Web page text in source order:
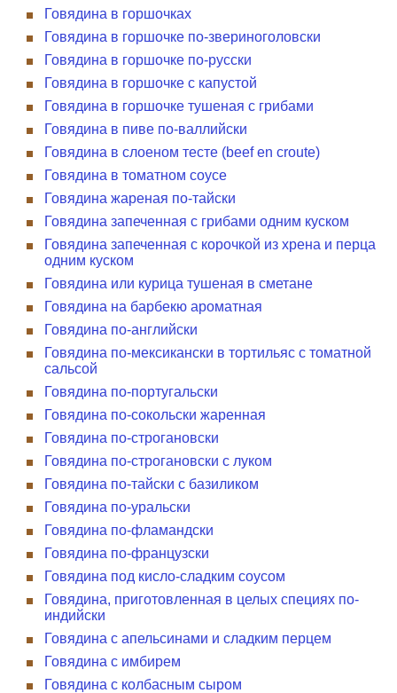
Говядина в горшочках
Говядина в горшочке по-звериноголовски
Говядина в горшочке по-русски
Говядина в горшочке с капустой
Говядина в горшочке тушеная с грибами
Говядина в пиве по-валлийски
Говядина в слоеном тесте (beef en croute)
Говядина в томатном соусе
Говядина жареная по-тайски
Говядина запеченная с грибами одним куском
Говядина запеченная с корочкой из хрена и перца
одним куском
Говядина или курица тушеная в сметане
Говядина на барбекю ароматная
Говядина по-английски
Говядина по-мексикански в тортильяс с томатной
сальсой
Говядина по-португальски
Говядина по-сокольски жаренная
Говядина по-строгановски
Говядина по-строгановски с луком
Говядина по-тайски с базиликом
Говядина по-уральски
Говядина по-фламандски
Говядина по-французски
Говядина под кисло-сладким соусом
Говядина, приготовленная в целых специях по-
индийски
Говядина с апельсинами и сладким перцем
Говядина с имбирем
Говядина с колбасным сыром